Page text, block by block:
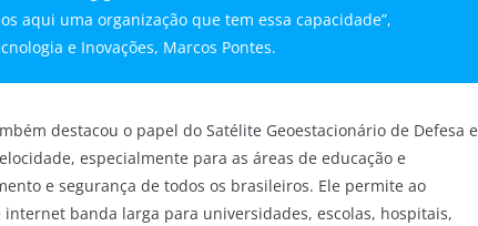
aqui uma organização que tem essa capacidade”,
e Inovações, Marcos Pontes.
destacou o papel do Satélite Geoestacionário de Defesa e
especialmente para as áreas de educação e
e segurança de todos os brasileiros. Ele permite ao
banda larga para universidades, escolas, hospitais,